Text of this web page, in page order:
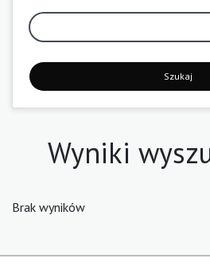
Szukaj
Wyniki
Brak wyników